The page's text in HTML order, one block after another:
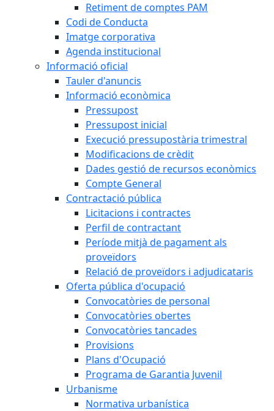
Retiment de comptes PAM
Codi de Conducta
Imatge corporativa
Agenda institucional
Informació oficial
Tauler d'anuncis
Informació econòmica
Pressupost
Pressupost inicial
Execució pressupostària trimestral
Modificacions de crèdit
Dades gestió de recursos econòmics
Compte General
Contractació pública
Licitacions i contractes
Perfil de contractant
Període mitjà de pagament als
proveïdors
Relació de proveïdors i adjudicataris
Oferta pública d'ocupació
Convocatòries de personal
Convocatòries obertes
Convocatòries tancades
Provisions
Plans d'Ocupació
Programa de Garantia Juvenil
Urbanisme
Normativa urbanística